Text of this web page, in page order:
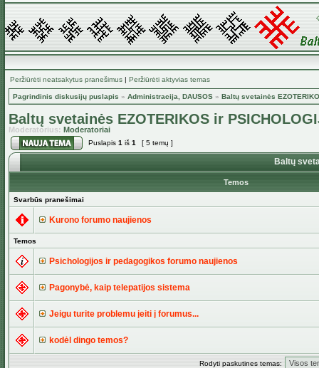
Peržiūrėti neatsakytus pranešimus | Peržiūrėti aktyvias temas
Pagrindinis diskusijų puslapis » Administracija, DAUSOS » Baltų svetainės
Baltų svetainės EZOTERIKOS ir
Moderatorius: Moderatoriai
Puslapis 1 iš 1 [ 5 temų ]
Baltų
Temos
Svarbūs pranešimai
Kurono forumo naujienos
Temos
Psichologijos ir pedagogikos forumo naujienos
Pagonybė, kaip telepatijos sistema
Jeigu turite problemu įeiti į forumus...
kodėl dingo temos?
Rodyti paskutines temas: